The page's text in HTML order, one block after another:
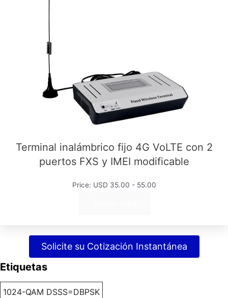
Terminal inalámbrico fijo 4G VoLTE con 2
puertos FXS y IMEI modificable
Price: USD 35.00 - 55.00
Solicite su Cotización Instantánea
Etiquetas
1024-QAM DSSS=DBPSK